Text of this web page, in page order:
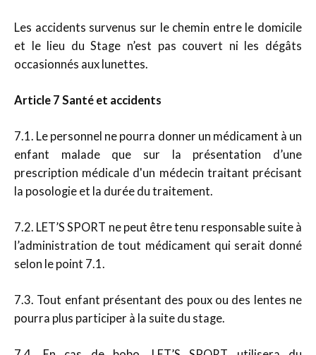
Les accidents survenus sur le chemin entre le domicile
et le lieu du Stage n’est pas couvert ni les dégâts
occasionnés aux lunettes.
Article 7 Santé et accidents
7.1. Le personnel ne pourra donner un médicament à un
enfant malade que sur la présentation d’une
prescription médicale d'un médecin traitant précisant
la posologie et la durée du traitement.
7.2. LET’S SPORT ne peut être tenu responsable suite à
l’administration de tout médicament qui serait donné
selon le point 7.1.
7.3. Tout enfant présentant des poux ou des lentes ne
pourra plus participer à la suite du stage.